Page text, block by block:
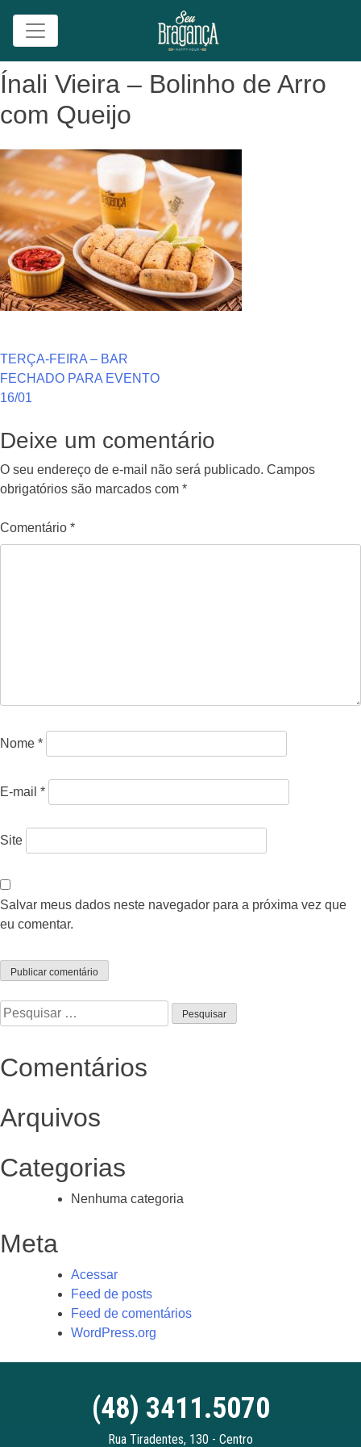
Skip
content
Ínali Vieira – Bolinho de Arro
com Queijo
Navegação
de
Post
TERÇA-FEIRA – BAR
FECHADO PARA EVENTO
16/01
Deixe um comentário
O seu endereço de e-mail não será publicado. Campos
obrigatórios são marcados com *
Comentário *
Nome *
E-mail *
Site
Salvar meus dados neste navegador para a próxima vez que
eu comentar.
Pesquisar
por:
Comentários
Arquivos
Categorias
Nenhuma categoria
Meta
Acessar
Feed de posts
Feed de comentários
WordPress.org
(48) 3411.5070
Rua Tiradentes, 130 - Centro